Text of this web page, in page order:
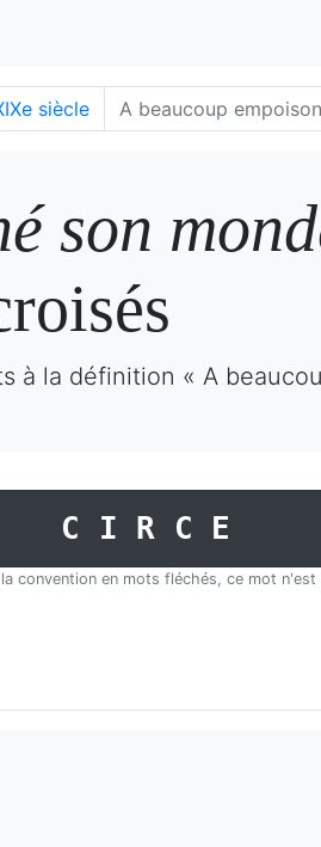
siècle A beaucoup
son
à la définition « A
CIRCE
convention en mots fléchés, ce mot n'est